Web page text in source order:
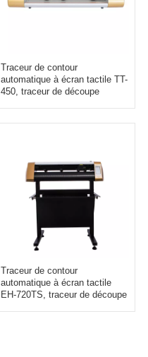
Traceur de contour
automatique à écran tactile TT-
450, traceur de découpe
Traceur de contour
automatique à écran tactile
EH-720TS, traceur de découpe